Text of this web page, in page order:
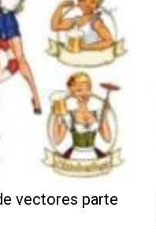
vectores parte